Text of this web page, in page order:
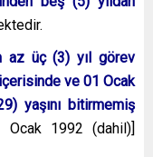
az üç (3) yıl görev
ve 01 Ocak
yaşını bitirmemiş
1992 (dahil)]